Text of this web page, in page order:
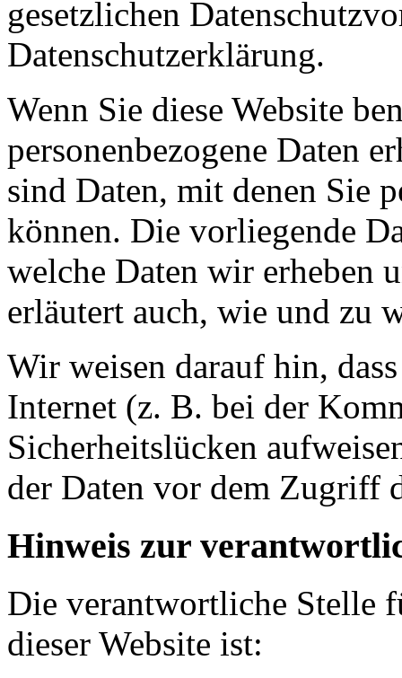
gesetzlichen
Datenschutzerklärung.
Wenn Sie diese Website
personenbezogene Daten
sind Daten, mit denen Sie
können. Die vorliegende
welche Daten wir erheben
erläutert auch, wie und zu
Wir weisen darauf hin,
Internet (z. B. bei der
Sicherheitslücken
der Daten vor dem Zugriff
Hinweis zur
Die verantwortliche Stelle
dieser Website ist: